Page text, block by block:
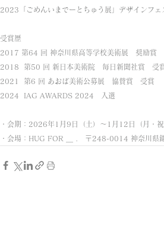
2023「ごめんいまでーとちゅう展」デザインフェ
受賞歴
2017 第64 回 神奈川県高等学校美術展　奨励賞
2018  第50 回 新日本美術院　毎日新聞社賞　受
2021  第6 回 あおば美術公募展　協賛賞　受賞
2024  IAG AWARDS 2024　入選
・会期：2026年1月9日（土）～1月12日（月
・会場：HUG FOR ＿ .　〒248-0014 神奈川県